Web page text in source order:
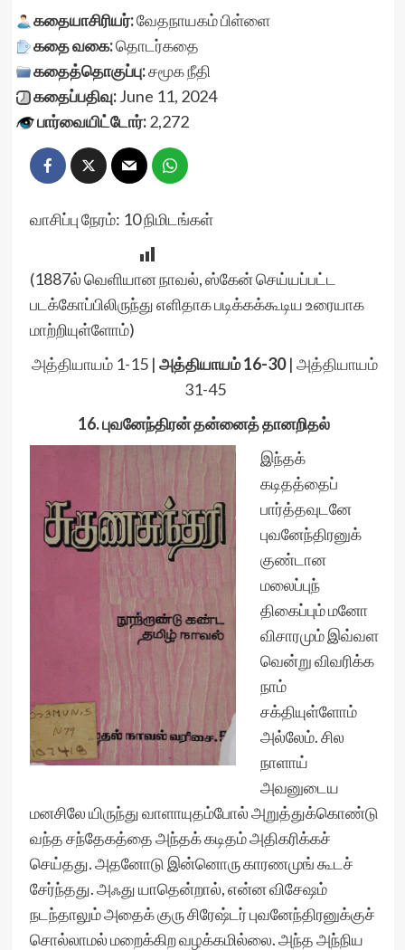
கதையாசிரியர்:வேதநாயகம் பிள்ளை
கதை வகை:தொடர்கதை
கதைத்தொகுப்பு:சமூக நீதி
கதைப்பதிவு:June 11, 2024
பார்வையிட்டோர்:2,272
வாசிப்பு நேரம்: 10நிமிடங்கள்
(1887ல் வெளியான நாவல், ஸ்கேன் செய்யப்பட்ட
படக்கோப்பிலிருந்து எளிதாக படிக்கக்கூடிய உரையாக
மாற்றியுள்ளோம்)
அத்தியாயம் 1-15 | அத்தியாயம் 16-30| அத்தியாயம்
31-45
16. புவனேந்திரன் தன்னைத் தானறிதல்
இந்தக்
கடிதத்தைப்
பார்த்தவுடனே
புவனேந்திரனுக்
குண்டான
மலைப்புந்
திகைப்பும் மனோ
விசாரமும் இவ்வள
வென்று விவரிக்க
நாம்
சக்தியுள்ளோம்
அல்லேம். சில
நாளாய்
அவனுடைய
மனசிலே யிருந்து வாளாயுதம்போல் அறுத்துக்கொண்டு
வந்த சந்தேகத்தை அந்தக் கடிதம் அதிகரிக்கச்
செய்தது. அதனோடு இன்னொரு காரணமுங் கூடச்
சேர்ந்தது. அஃது யாதென்றால், என்ன விசேஷம்
நடந்தாலும் அதைக் குரு சிரேஷ்டர் புவனேந்திரனுக்குச்
சொல்லாமல் மறைக்கிற வழக்கமில்லை. அந்த அந்நிய